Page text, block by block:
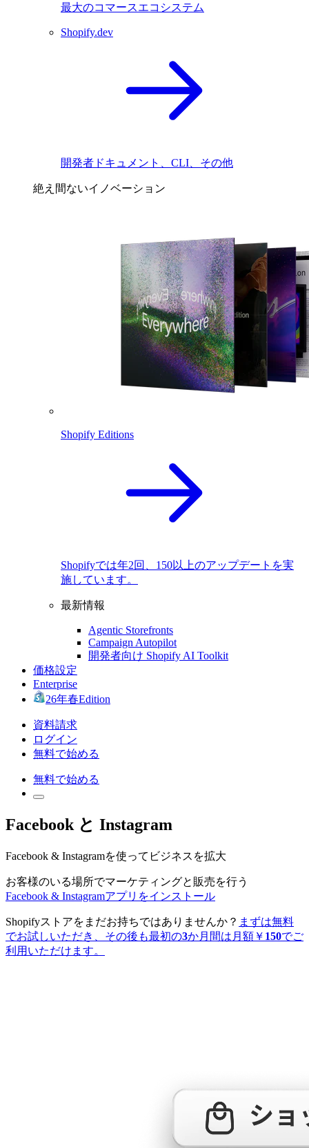
最大のコマースエコシステム
Shopify.dev
開発者ドキュメント、CLI、その他
絶え間ないイノベーション
Shopify Editions
Shopifyでは年2回、150以上のアップデートを実
施しています。
最新情報
Agentic Storefronts
Campaign Autopilot
開発者向け Shopify AI Toolkit
価格設定
Enterprise
26年春Edition
資料請求
ログイン
無料で始める
無料で始める
Facebook と Instagram
Facebook & Instagramを使ってビジネスを拡大
お客様のいる場所でマーケティングと販売を行う
Facebook & Instagramアプリをインストール
Shopifyストアをまだお持ちではありませんか？ まずは無料
でお試しいただき、その後も最初の3か月間は月額￥150でご
利用いただけます。